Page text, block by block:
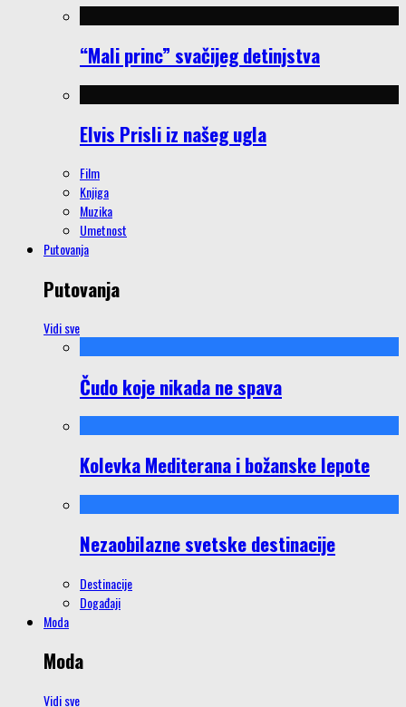
“Mali princ” svačijeg detinjstva
Elvis Prisli iz našeg ugla
Film
Knjiga
Muzika
Umetnost
Putovanja
Putovanja
Vidi sve
Čudo koje nikada ne spava
Kolevka Mediterana i božanske lepote
Nezaobilazne svetske destinacije
Destinacije
Događaji
Moda
Moda
Vidi sve